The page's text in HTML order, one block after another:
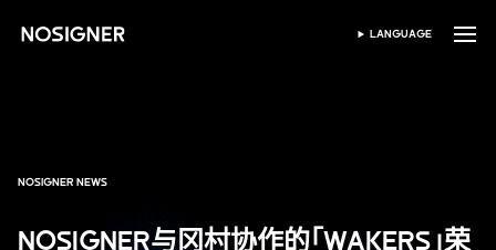
首页 SELECT LANGUAGE
LANGUAGE
NOSIGNER NEWS
NOSIGNER与冈村协作的「WAKERS」荣